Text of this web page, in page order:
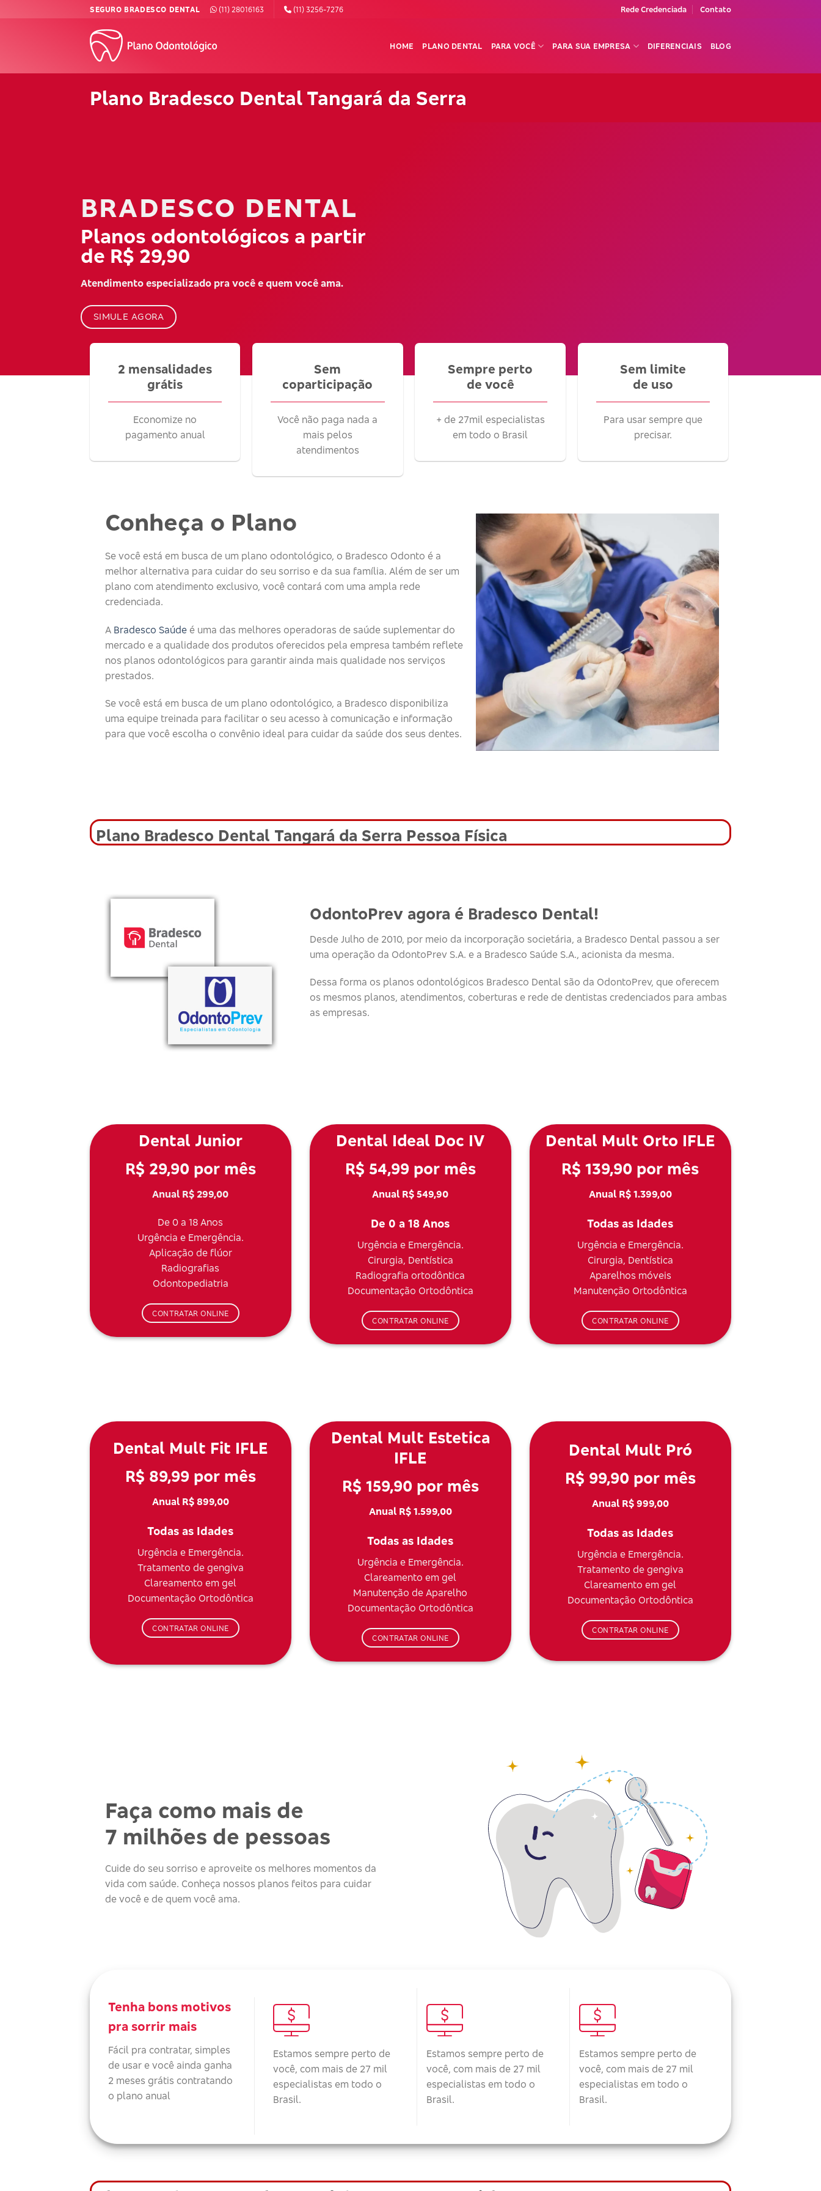
SEGURO BRADESCO DENTAL (11) 28016163 (11) 3256-7276 Rede Credenciada Contato
HOME PLANO DENTAL PARA VOCÊ PARA SUA EMPRESA DIFERENCIAIS BLOG
Plano Bradesco Dental Tangará da Serra
BRADESCO DENTAL
Planos odontológicos a partir
de R$ 29,90
Atendimento especializado pra você e quem você ama.
SIMULE AGORA
2 mensalidades
grátis
Economize no
pagamento anual
Sem
coparticipação
Você não paga nada a
mais pelos
atendimentos
Sempre perto
de você
+ de 27mil especialistas
em todo o Brasil
Sem limite
de uso
Para usar sempre que
precisar.
Conheça o Plano
Se você está em busca de um plano odontológico, o Bradesco Odonto é a
melhor alternativa para cuidar do seu sorriso e da sua família. Além de ser um
plano com atendimento exclusivo, você contará com uma ampla rede
credenciada.
A Bradesco Saúde é uma das melhores operadoras de saúde suplementar do
mercado e a qualidade dos produtos oferecidos pela empresa também reflete
nos planos odontológicos para garantir ainda mais qualidade nos serviços
prestados.
Se você está em busca de um plano odontológico, a Bradesco disponibiliza
uma equipe treinada para facilitar o seu acesso à comunicação e informação
para que você escolha o convênio ideal para cuidar da saúde dos seus dentes.
Plano Bradesco Dental Tangará da Serra Pessoa Física
OdontoPrev agora é Bradesco Dental!
Desde Julho de 2010, por meio da incorporação societária, a Bradesco Dental passou a ser
uma operação da OdontoPrev S.A. e a Bradesco Saúde S.A., acionista da mesma.
Dessa forma os planos odontológicos Bradesco Dental são da OdontoPrev, que oferecem
os mesmos planos, atendimentos, coberturas e rede de dentistas credenciados para ambas
as empresas.
Dental Junior
R$ 29,90 por mês
Anual R$ 299,00
De 0 a 18 Anos
Urgência e Emergência.
Aplicação de flúor
Radiografias
Odontopediatria
CONTRATAR ONLINE
Dental Ideal Doc IV
R$ 54,99 por mês
Anual R$ 549,90
De 0 a 18 Anos
Urgência e Emergência.
Cirurgia, Dentística
Radiografia ortodôntica
Documentação Ortodôntica
CONTRATAR ONLINE
Dental Mult Orto IFLE
R$ 139,90 por mês
Anual R$ 1.399,00
Todas as Idades
Urgência e Emergência.
Cirurgia, Dentística
Aparelhos móveis
Manutenção Ortodôntica
CONTRATAR ONLINE
Dental Mult Fit IFLE
R$ 89,99 por mês
Anual R$ 899,00
Todas as Idades
Urgência e Emergência.
Tratamento de gengiva
Clareamento em gel
Documentação Ortodôntica
CONTRATAR ONLINE
Dental Mult Estetica
IFLE
R$ 159,90 por mês
Anual R$ 1.599,00
Todas as Idades
Urgência e Emergência.
Clareamento em gel
Manutenção de Aparelho
Documentação Ortodôntica
CONTRATAR ONLINE
Dental Mult Pró
R$ 99,90 por mês
Anual R$ 999,00
Todas as Idades
Urgência e Emergência.
Tratamento de gengiva
Clareamento em gel
Documentação Ortodôntica
CONTRATAR ONLINE
Faça como mais de
7 milhões de pessoas
Cuide do seu sorriso e aproveite os melhores momentos da
vida com saúde. Conheça nossos planos feitos para cuidar
de você e de quem você ama.
Tenha bons motivos
pra sorrir mais
Fácil pra contratar, simples
de usar e você ainda ganha
2 meses grátis contratando
o plano anual
Estamos sempre perto de
você, com mais de 27 mil
especialistas em todo o
Brasil.
Estamos sempre perto de
você, com mais de 27 mil
especialistas em todo o
Brasil.
Estamos sempre perto de
você, com mais de 27 mil
especialistas em todo o
Brasil.